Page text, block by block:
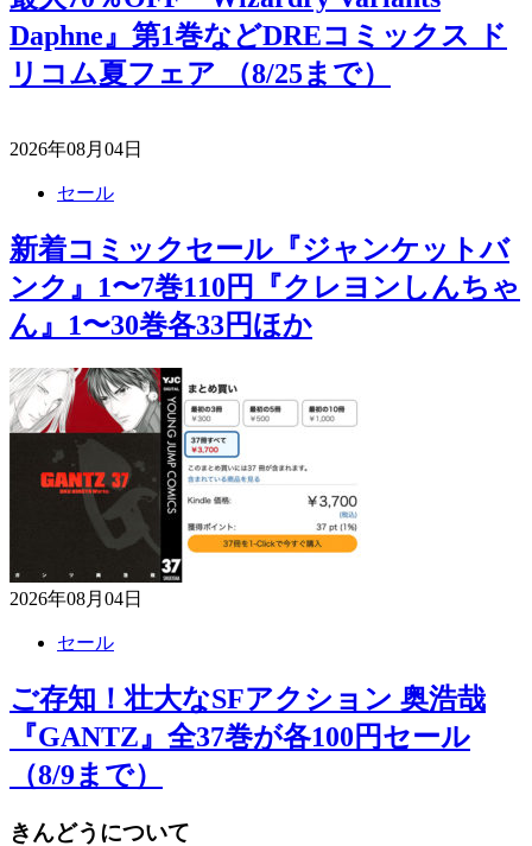
Daphne』第1巻などDREコミックス ド
リコム夏フェア （8/25まで）
2026年08月04日
セール
新着コミックセール『ジャンケットバ
ンク』1〜7巻110円『クレヨンしんちゃ
ん』1〜30巻各33円ほか
2026年08月04日
セール
ご存知！壮大なSFアクション 奥浩哉
『GANTZ』全37巻が各100円セール
（8/9まで）
きんどうについて